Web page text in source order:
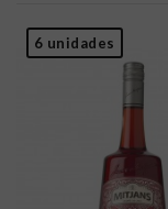
6 unidades